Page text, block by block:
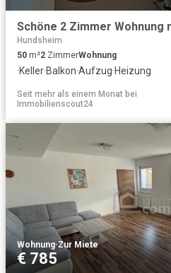
Schöne 2 Zimmer Wohnung
Hundsheim
50 m²2 ZimmerWohnung
·Keller·Balkon·Aufzug·Heizung
Seit mehr als einem Monat bei
Immobilienscout24
Wohnung·Zur Miete
€ 785